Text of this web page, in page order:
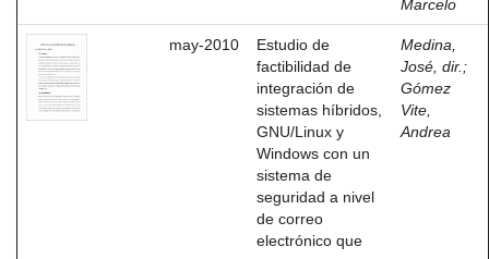
Marcelo
may-2010
Estudio de
factibilidad de
integración de
sistemas híbridos,
GNU/Linux y
Windows con un
sistema de
seguridad a nivel
de correo
electrónico que
Medina,
José, dir. ;
Gómez
Vite,
Andrea